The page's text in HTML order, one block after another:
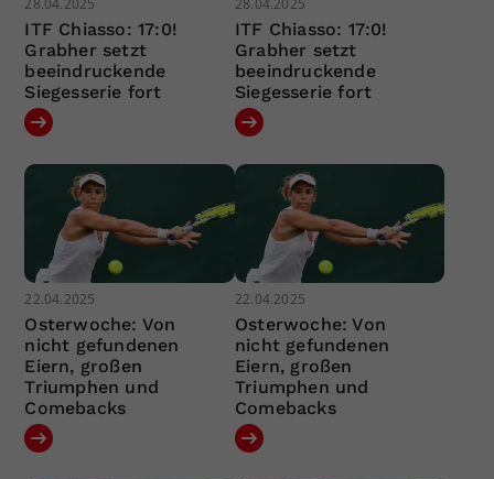
28.04.2025
ITF Chiasso: 17:0!
Grabher setzt
beeindruckende
Siegesserie fort
28.04.2025
ITF Chiasso: 17:0!
Grabher setzt
beeindruckende
Siegesserie fort
22.04.2025
Osterwoche: Von
nicht gefundenen
Eiern, großen
Triumphen und
Comebacks
22.04.2025
Osterwoche: Von
nicht gefundenen
Eiern, großen
Triumphen und
Comebacks